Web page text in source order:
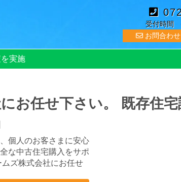
受付時間
お問合わせ
実施
お任せ下さい。 既存住
個人のお客さまに安心
な中古住宅購入をサポ
ズ株式会社にお任せ